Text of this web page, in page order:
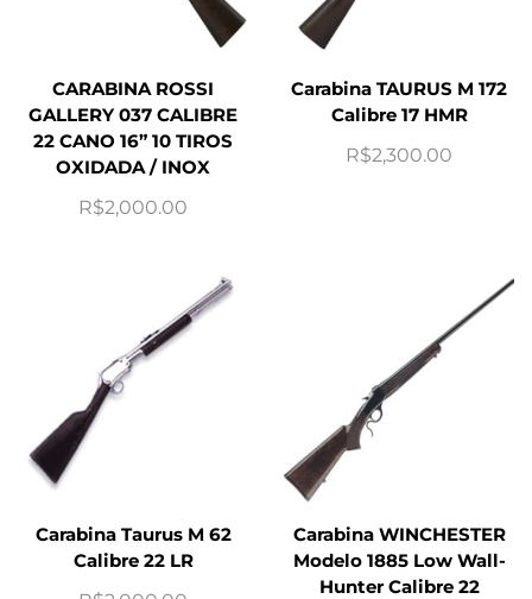
CARABINA ROSSI
GALLERY 037 CALIBRE
22 CANO 16” 10 TIROS
OXIDADA / INOX
R$2,000.00
Carabina TAURUS M 172
Calibre 17 HMR
R$2,300.00
Carabina Taurus M 62
Calibre 22 LR
Carabina WINCHESTER
Modelo 1885 Low Wall-
Hunter Calibre 22